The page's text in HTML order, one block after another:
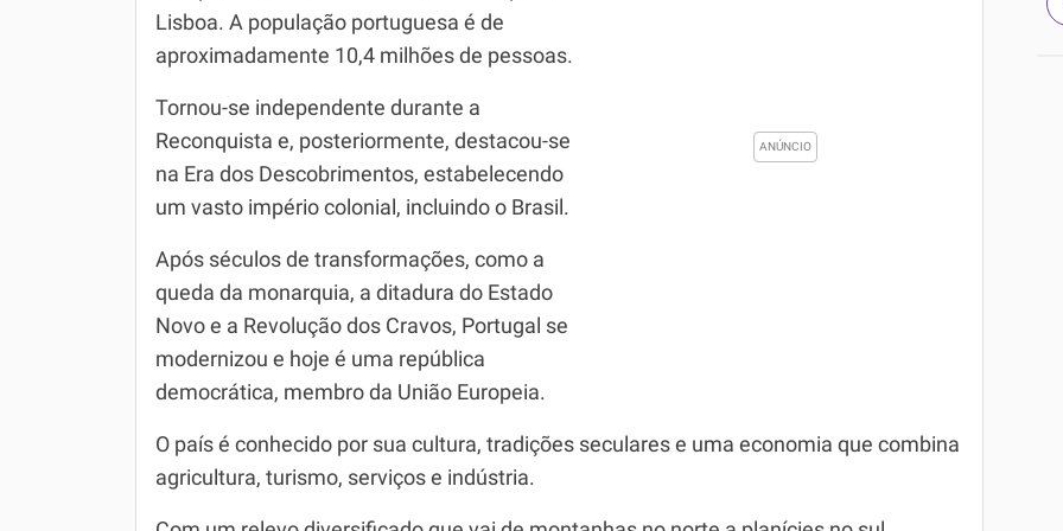
Todos os Exercícios
Lisboa. A população portuguesa é de
aproximadamente 10,4 milhões de pessoas.
Tornou-se independente durante a
Reconquista e, posteriormente, destacou-se
na Era dos Descobrimentos, estabelecendo
um vasto império colonial, incluindo o Brasil.
Após séculos de transformações, como a
queda da monarquia, a ditadura do Estado
Novo e a Revolução dos Cravos, Portugal se
modernizou e hoje é uma república
democrática, membro da União Europeia.
O país é conhecido por sua cultura, tradições seculares e uma economia que combina
agricultura, turismo, serviços e indústria.